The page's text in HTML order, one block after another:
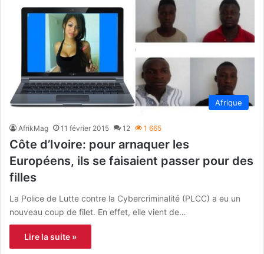
Afrique
AfrikMag 11 février 2015 12 1 665
Côte d’Ivoire: pour arnaquer les
Européens, ils se faisaient passer pour des
filles
La Police de Lutte contre la Cybercriminalité (PLCC) a eu un
nouveau coup de filet. En effet, elle vient de…
Lire la suite »